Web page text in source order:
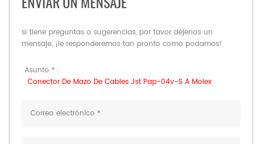
si tiene preguntas o sugerencias, por favor déjenos un
mensaje, ¡le responderemos tan pronto como podamos!
Asunto * :
Conector De Mazo De Cables Jst Pap-04v-S A Molex